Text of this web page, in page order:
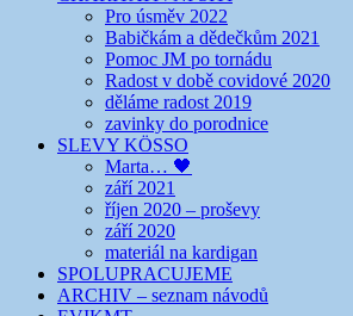
Pro úsměv 2022
Babičkám a dědečkům 2021
Pomoc JM po tornádu
Radost v době covidové 2020
děláme radost 2019
zavinky do porodnice
SLEVY KÖSSO
Marta… 🖤
září 2021
říjen 2020 – proševy
září 2020
materiál na kardigan
SPOLUPRACUJEME
ARCHIV – seznam návodů